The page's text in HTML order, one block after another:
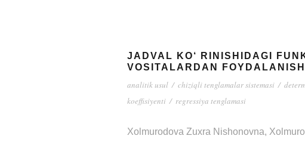
JADVAL KO‘ RINISHIDAGI
VOSITALARDAN FOYDALANISH
analitik usul / chiziqli tenglamalar sistemasi /
koeffisiyenti / regressiya tenglamasi
Xolmurodova Zuxra Nishonovna,